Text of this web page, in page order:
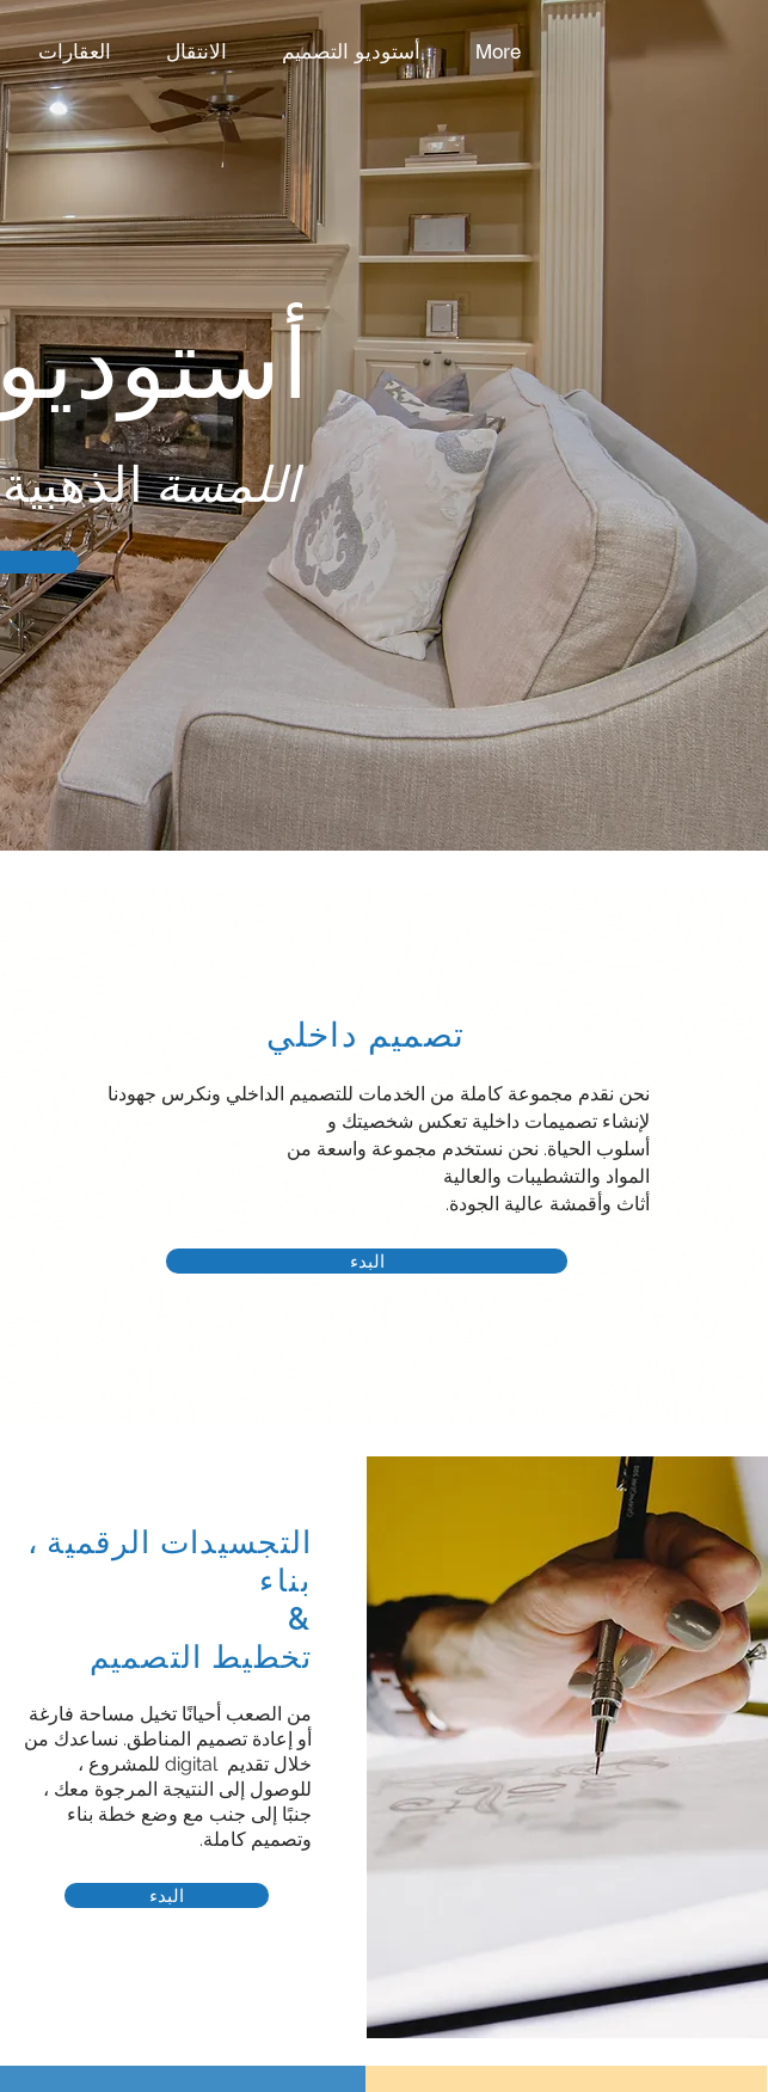
العقارات الانتقال أستوديو التصميم More
اللمسةالذهبية
تصميم داخلي
نحن نقدم مجموعة كاملة من الخدمات للتصميم الداخلي ونكرس جهودنا
لإنشاء تصميمات داخلية تعكس شخصيتك و
أسلوب الحياة. نحن نستخدم مجموعة واسعة من
المواد والتشطيبات والعالية
أثاث وأقمشة عالية الجودة.
البدء
التجسيدات الرقمية ،
بناء
&
تخطيط التصميم
من الصعب أحيانًا تخيل مساحة فارغة
أو إعادة تصميم المناطق. نساعدك من
خلال تقديم digital للمشروع ،
للوصول إلى النتيجة المرجوة معك ،
جنبًا إلى جنب مع وضع خطة بناء
وتصميم كاملة.
البدء